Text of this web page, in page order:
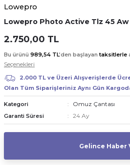
Aksesuarları
Makinesi
Aksesuarları
Lowepro
Lowepro Photo Active Tlz 45 Aw
2.750,00 TL
Bu ürünü 989,54 TL’den başlayantaksitlerle
Seçenekleri
2.000 TL ve Üzeri Alışverişlerde
Olan Tüm Siparişleriniz Aynı Gün
Kategori Omuz Çantası
Garanti Süresi 24 Ay
Gelince Haber